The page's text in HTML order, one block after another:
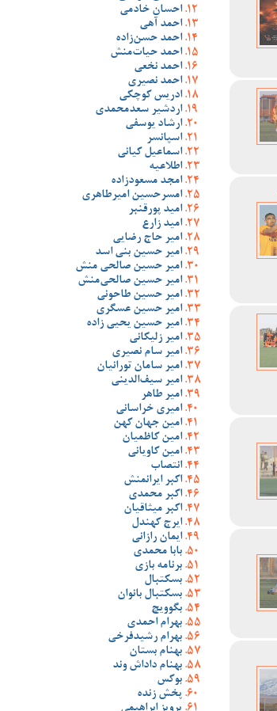
احسان خادمی
احمد آهی
احمد حسن‌زاده
احمد حیات‌منش
احمد نخعی
احمد نصیری
ادریس کوچکی
اردشیر سعدمحمدی
ارشاد یوسفی
اسپانسر
اسماعیل کیانی
اطلاعیه
امجد مسعودزاده
امسرحسین امیرطاهری
امید پورقنبر
امید زارع
امیر حاج رضایی
امیر حسین بنی اسد
امیر حسین صالحی منش
امیر حسین صالحی‌منش
امیر حسین طاحونی
امیر حسین عسگری
امیر حسین یحیی زاده
امیر زلیکانی
امیر سام نصیری
امیر سامان تورانیان
امیر سیف‌الدینی
امیر طاهر
امیری خراسانی
امین جهان کهن
امین کاظمیان
امین کاویانی
انتصاب
اکبر ایرانمنش
اکبر محمدی
اکبر میثاقیان
ایرج کهندل
ایمان رازانی
بابا محمدی
برنامه بازی
بسکتبال
بسکتبال بانوان
بگوویچ
بهرام احمدی
بهرام رشیدفرخی
بهنام بستان
بهنام داداش وند
بوکس
پخش زنده
پرویز ابراهیمی